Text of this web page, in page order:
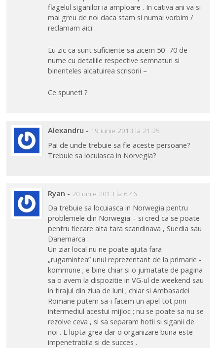
flagelul siganilor ia amploare . In cativa ani va si
mai greu de noi daca stam si numai vorbim /
reclamam aici .
Eu zic ca sunt suficiente sa zicem 50 -70 de
nume cu detaliile respective semnaturi si
binenteles alcatuirea scrisorii –
Ce spuneti ?
Alexandru - 19 iunie 2013 la 21:25
Pai de unde trebuie sa fie aceste persoane?
Trebuie sa locuiasca in Norvegia?
Ryan - 20 iunie 2013 la 6:46
Da trebuie sa locuiasca in Norwegia pentru
problemele din Norwegia – si cred ca se poate
pentru fiecare alta tara scandinava , Suedia sau
Danemarca .
Un ziar local nu ne poate ajuta fara
„rugamintea” unui reprezentant de la primarie -
kommune ; e bine chiar si o jumatate de pagina
sa o avem la dispozitie in VG-ul de weekend sau
in tirajul din ziua de luni ; chiar si Ambasadei
Romane putem sa-i facem un apel tot prin
intermediul acestui mijloc ; nu se poate sa nu se
rezolve ceva , si sa separam hotii si siganii de
noi . E lupta grea dar o organizare buna este
impenetrabila si de succes .